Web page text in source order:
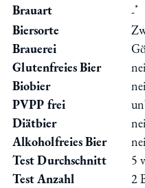
Brauart
-*
Biersorte
Brauerei
Glutenfreies Bier
Biobier
PVPP frei
Diätbier
Alkoholfreies Bier
Test Durchschnitt
5
Test Anzahl
2